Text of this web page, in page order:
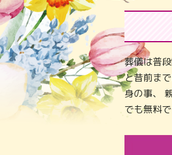
葬儀は普
と昔前ま
身の事、
でも無料